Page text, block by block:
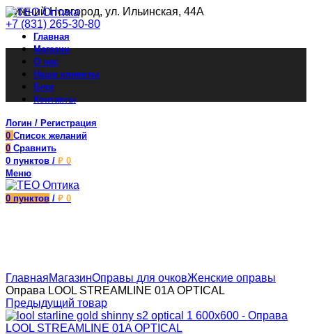
Нижний Новгород, ул. Ильинская, 44А
+7 (831) 265-30-80
Главная
Магазин
О нас
Наши клиенты
Блог
Контакты
Логин / Регистрация
0 Список желаний
0 Сравнить
0 пунктов / ₽ 0
Меню
0 пунктов / ₽ 0
ГлавнаяМагазинОправы для очковЖенские оправы
Оправа LOOL STREAMLINE 01A OPTICAL
Предыдущий товар